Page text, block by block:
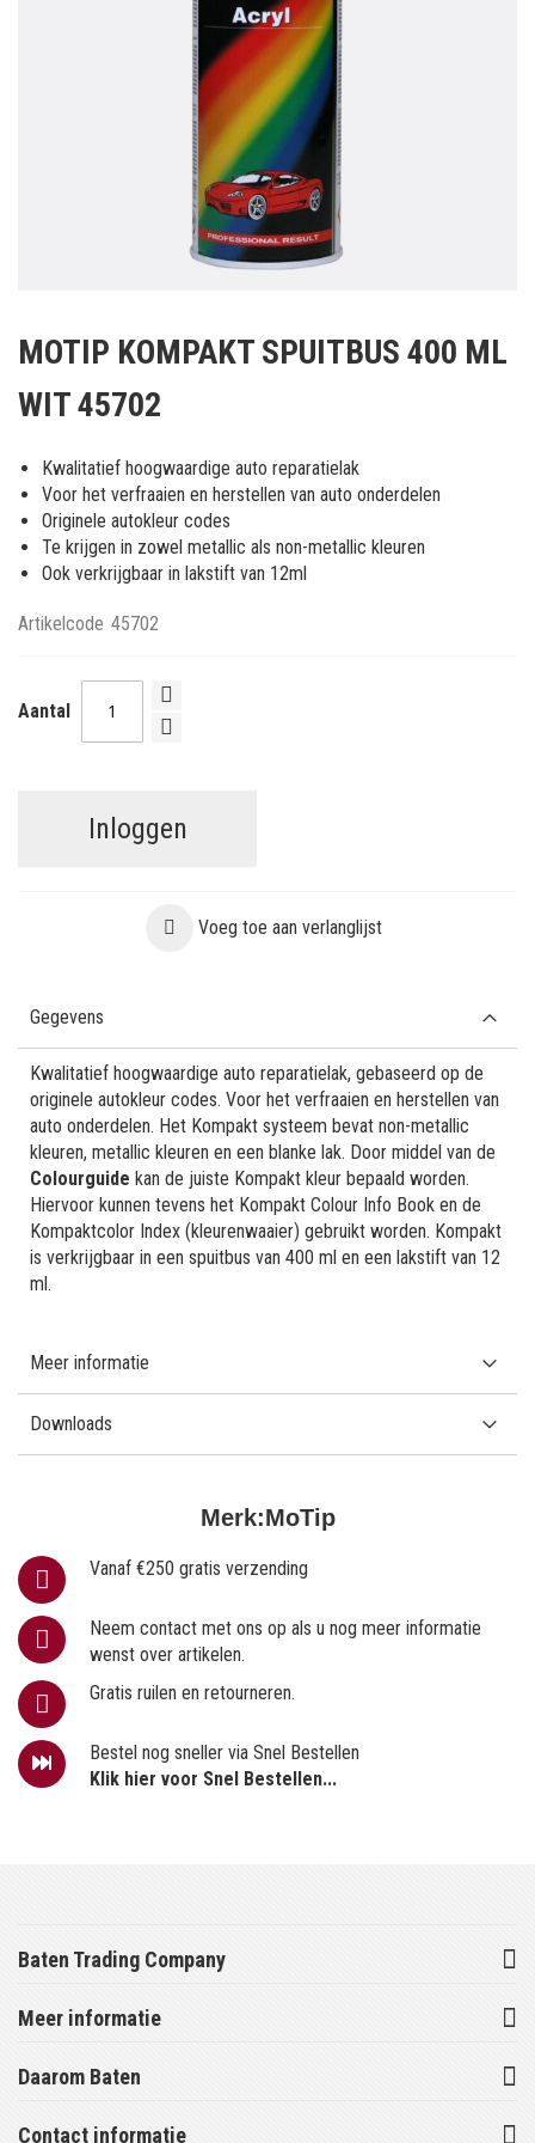
het
van
afbeeldingen-
gallerij
MOTIP KOMPAKT SPUITBUS 400 ML
WIT 45702
Kwalitatief hoogwaardige auto reparatielak
Voor het verfraaien en herstellen van auto onderdelen
Originele autokleur codes
Te krijgen in zowel metallic als non-metallic kleuren
Ook verkrijgbaar in lakstift van 12ml
Artikelcode 45702
Aantal
Inloggen
Voeg toe aan verlanglijst
Merk:MoTip
Vanaf €250 gratis verzending
Neem contact met ons op als u nog meer informatie
wenst over artikelen.
Gratis ruilen en retourneren.
Bestel nog sneller via Snel Bestellen
Klik hier voor Snel Bestellen...
Gegevens
Kwalitatief hoogwaardige auto reparatielak, gebaseerd op de
originele autokleur codes. Voor het verfraaien en herstellen van
auto onderdelen. Het Kompakt systeem bevat non-metallic
kleuren, metallic kleuren en een blanke lak. Door middel van de
Colourguide kan de juiste Kompakt kleur bepaald worden.
Hiervoor kunnen tevens het Kompakt Colour Info Book en de
Kompaktcolor Index (kleurenwaaier) gebruikt worden. Kompakt
is verkrijgbaar in een spuitbus van 400 ml en een lakstift van 12
ml.
Meer informatie
Downloads
Baten Trading Company
Meer informatie
Daarom Baten
Contact informatie